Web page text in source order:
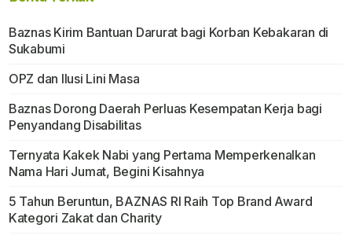
Baznas Kirim Bantuan Darurat bagi Korban Kebakaran di
Sukabumi
OPZ dan Ilusi Lini Masa
Baznas Dorong Daerah Perluas Kesempatan Kerja bagi
Penyandang Disabilitas
Ternyata Kakek Nabi yang Pertama Memperkenalkan
Nama Hari Jumat, Begini Kisahnya
5 Tahun Beruntun, BAZNAS RI Raih Top Brand Award
Kategori Zakat dan Charity